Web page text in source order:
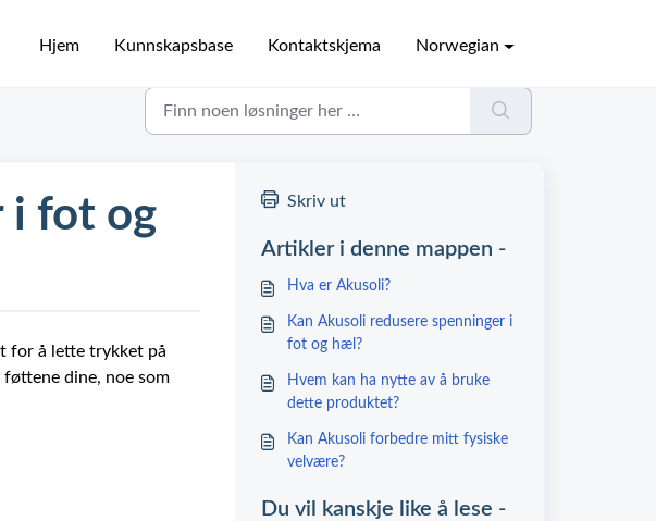
Hjem Kunnskapsbase Kontaktskjema Norwegian
i fot og
for å lette trykket på
dine, noe som
Skriv ut
Artikler i denne mappen -
Hva er Akusoli?
Kan Akusoli redusere spenninger i
fot og hæl?
Hvem kan ha nytte av å bruke
dette produktet?
Kan Akusoli forbedre mitt fysiske
velvære?
Du vil kanskje like å lese -